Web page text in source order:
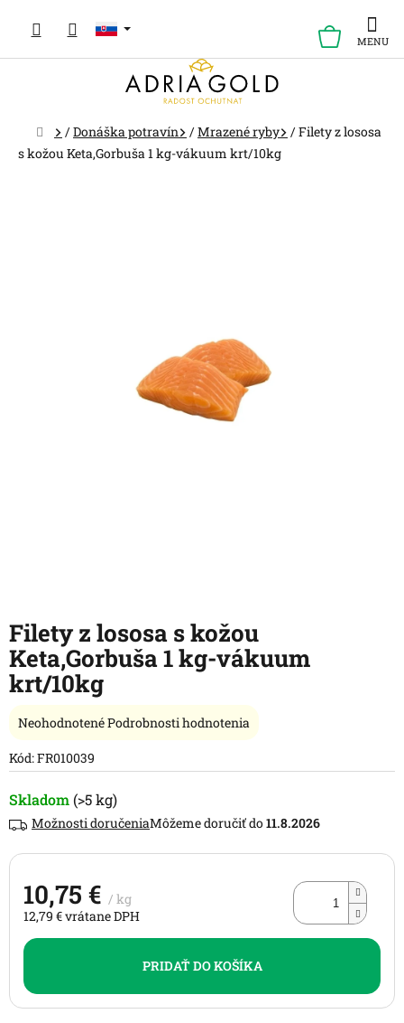
obsah
KOŠÍK
Domov
/Donáška potravín /Mrazené ryby /Filety z lososa
s kožou Keta,Gorbuša 1 kg-vákuum krt/10kg
Filety z lososa s kožou
Keta,Gorbuša 1 kg-vákuum
krt/10kg
Kód:FR010039
Skladom (>5 kg)
11.8.2026
Možnosti doručenia
10,75 € / kg
12,79 € vrátane DPH
Jednotková
PRIDAŤ DO KOŠÍKA
Priemerné
produktu
je
0,0
z
5
NeohodnotenéPodrobnosti hodnotenia